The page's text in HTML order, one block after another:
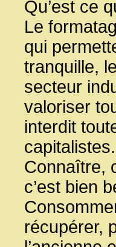
Qu’est ce
Le
qui
tranquille,
secteur
valoriser
interdit
capitalistes.
Connaître,
c’est bien
récupérer,